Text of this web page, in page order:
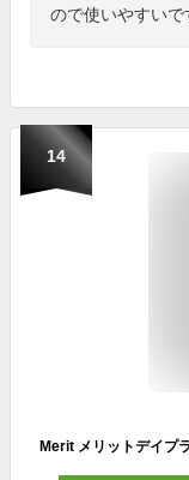
ので使いやすいで
14